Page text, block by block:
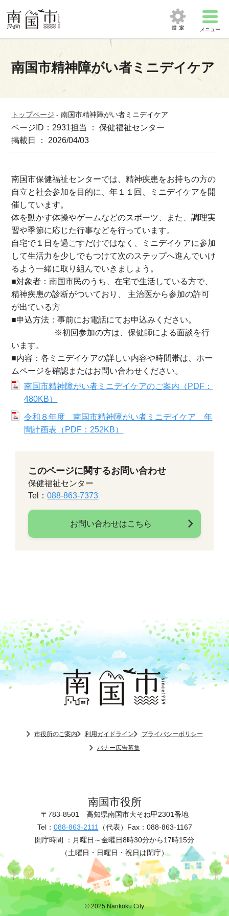
メニュー
南国市精神障がい者ミニデイケア
トップページ -南国市精神障がい者ミニデイケア
ページID：2931担当 ： 保健福祉センター
掲載日 ： 2026/04/03
南国市保健福祉センターでは、精神疾患をお持ちの方の
自立と社会参加を目的に、年１１回、ミニデイケアを開
催しています。
体を動かす体操やゲームなどのスポーツ、また、調理実
習や季節に応じた行事などを行っています。
自宅で１日を過ごすだけではなく、ミニデイケアに参加
して生活力を少しでもつけて次のステップへ進んでいけ
るよう一緒に取り組んでいきましょう。
■対象者：南国市民のうち、在宅で生活している方で、
精神疾患の診断がついており、 主治医から参加の許可
が出ている方
■申込方法：事前にお電話にてお申込みください。
※初回参加の方は、保健師による面談を行
います。
■内容：各ミニデイケアの詳しい内容や時間帯は、ホー
ムページを確認またはお問い合わせください。
南国市精神障がい者ミニデイケアのご案内（PDF：
480KB）
令和８年度 南国市精神障がい者ミニデイケア 年
間計画表（PDF：252KB）
このページに関するお問い合わせ
保健福祉センター
Tel：088-863-7373
お問い合わせはこちら
市役所のご案内 利用ガイドライン
プライバシーポリシー
バナー広告募集
南国市役所
〒783-8501 高知県南国市大そね甲2301番地
Tel： 088-863-2111 （代表） Fax：088-863-1167
開庁時間 ： 月曜日～金曜日8時30分から17時15分
（土曜日・日曜日・祝日は閉庁）
© 2025 Nankoku City